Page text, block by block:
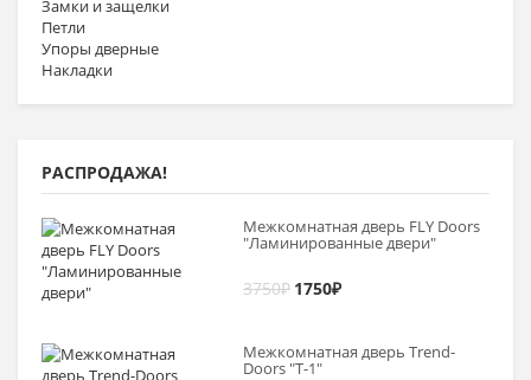
Замки и защелки
Петли
Упоры дверные
Накладки
РАСПРОДАЖА!
Межкомнатная дверь FLY Doors
"Ламинированные двери"
3750₽ 1750₽
Межкомнатная дверь Trend-
Doоrs "Т-1"